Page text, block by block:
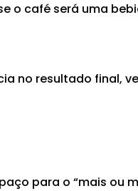
o café será uma
no resultado final,
para o “mais ou